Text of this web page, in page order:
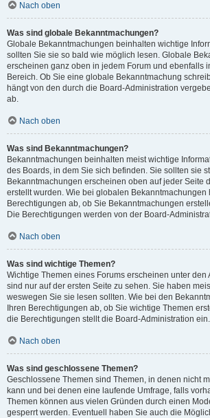
Nach oben
Was sind globale Bekanntmachungen?
Globale Bekanntmachungen beinhalten wichtige
sollten Sie sie so bald wie möglich lesen. Globale
erscheinen ganz oben in jedem Forum und ebenfalls
Bereich. Ob Sie eine globale Bekanntmachung
hängt von den durch die Board-Administration
ab.
Nach oben
Was sind Bekanntmachungen?
Bekanntmachungen beinhalten meist wichtige
des Boards, in dem Sie sich befinden. Sie sollten sie
Bekanntmachungen erscheinen oben auf jeder Seite
erstellt wurden. Wie bei globalen Bekanntmachungen
Berechtigungen ab, ob Sie Bekanntmachungen
Die Berechtigungen werden von der Board-
Nach oben
Was sind wichtige Themen?
Wichtige Themen eines Forums erscheinen unter den
sind nur auf der ersten Seite zu sehen. Sie haben
weswegen Sie sie lesen sollten. Wie bei den
Ihren Berechtigungen ab, ob Sie wichtige Themen
die Berechtigungen stellt die Board-Administration ein.
Nach oben
Was sind geschlossene Themen?
Geschlossene Themen sind Themen, in denen nicht
kann und bei denen eine laufende Umfrage, falls
Themen können aus vielen Gründen durch einen
gesperrt werden. Eventuell haben Sie auch die